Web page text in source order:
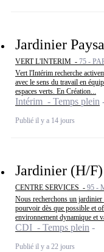
Jardinier
VERT L'INTERIM - 75 -
Vert l'Intérim recherche
avec le sens du travail en
espaces verts. En Création...
Intérim - Temps plein
Publié il y a 14 jours
Jardinier (H/F)
CENTRE SERVICES - 95 -
Nous recherchons un
pourvoir dès que possible et
environnement dynamique et
CDI - Temps plein
Publié il y a 22 jours